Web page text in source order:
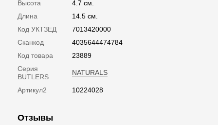
Высота
4.7 см.
Длина
14.5 см.
Код УКТЗЕД
7013420000
Сканкод
4035644474784
Код товара
23889
Серия
BUTLERS
NATURALS
Артикул2 10224028
Отзывы